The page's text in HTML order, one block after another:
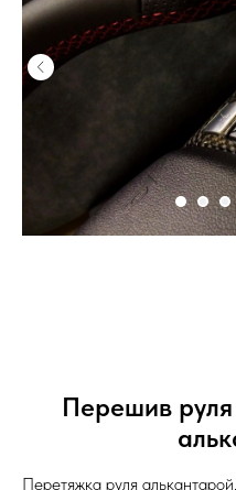
Перешив руля
Перетяжка руля